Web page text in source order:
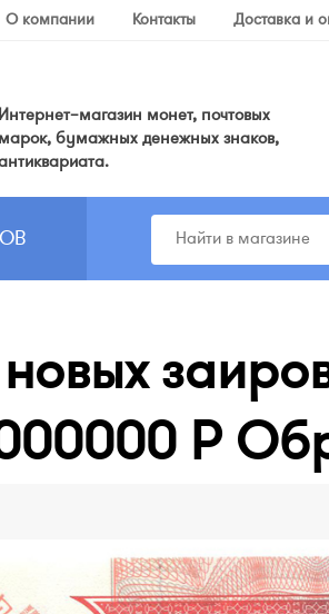
О компании Контакты Доставка и
Интернет–магазин монет, почтовых
марок, бумажных денежных знаков,
P